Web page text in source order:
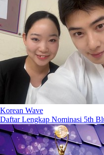
Korean Wave
Daftar Lengkap Nominasi 5th